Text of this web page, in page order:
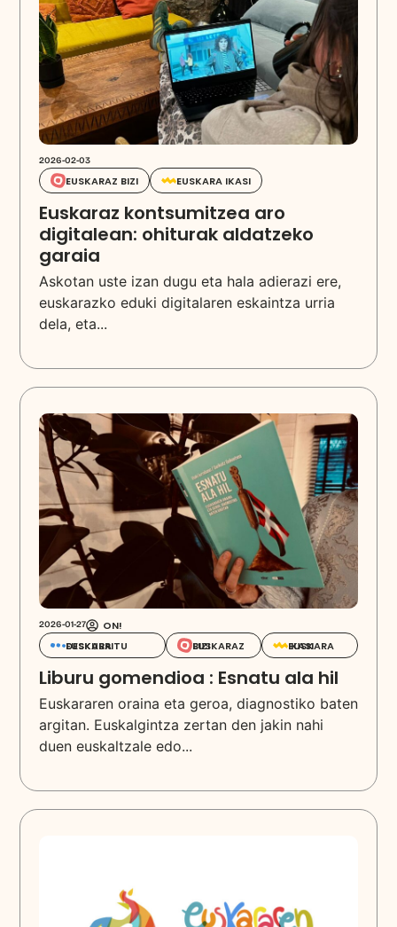
2026-02-03
EUSKARAZ BIZI EUSKARA IKASI
Euskaraz kontsumitzea aro
digitalean: ohiturak aldatzeko
garaia
Askotan uste izan dugu eta hala adierazi ere,
euskarazko eduki digitalaren eskaintza urria
dela, eta...
2026-01-27
ON!
EUSKARA DESKUBRITU
EUSKARAZ BIZI EUSKARA IKASI
Liburu gomendioa : Esnatu ala hil
Euskararen oraina eta geroa, diagnostiko baten
argitan. Euskalgintza zertan den jakin nahi
duen euskaltzale edo...